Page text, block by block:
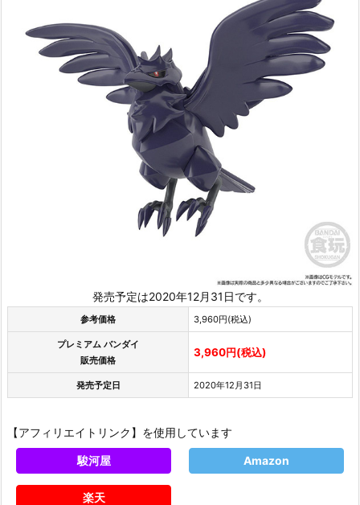
発売予定は2020年12月31日です。
参考価格 3,960円(税込)
プレミアム バンダイ
販売価格
3,960円(税込)
発売予定日 2020年12月31日
【アフィリエイトリンク】を使用しています
駿河屋 Amazon
楽天